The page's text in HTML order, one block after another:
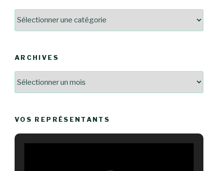
ARCHIVES
VOS REPRÉSENTANTS